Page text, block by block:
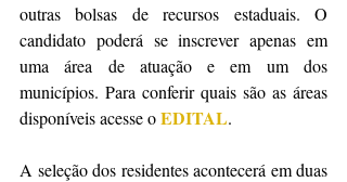
outras bolsas de recursos estaduais. O
candidato poderá se inscrever apenas em
uma área de atuação e em um dos
municípios. Para conferir quais são as áreas
disponíveis acesse o EDITAL.
A seleção dos residentes acontecerá em duas